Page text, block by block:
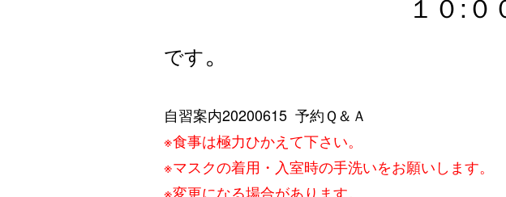
です。
自習案内20200615 予約Ｑ＆Ａ
※食事は極力ひかえて下さい。
※マスクの着用・入室時の手洗いをお願いします。
※変更になる場合があります。